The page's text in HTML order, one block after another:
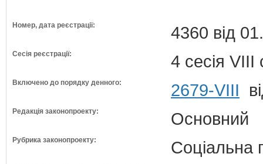
Номер, дата реєстрації: 4360 від
Сесія реєстрації: 4 сесія VIII
Включено до порядку денного: 2679-VIII
Редакція законопроекту: Основний
Рубрика законопроекту: Соціальна